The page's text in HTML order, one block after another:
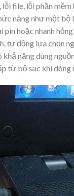
file, lỗi phần
năng như một
hoặc nhanh
động lựa chọn
năng dùng
từ bộ sạc khi dòng